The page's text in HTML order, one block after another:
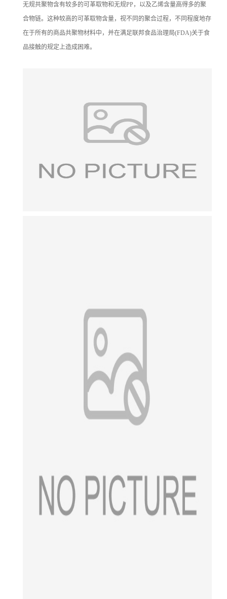
无规共聚物含有较多的可革取物和无规PP，以及乙烯含量高得多的聚
合物链。这种较高的可革取物含量，视不同的聚合过程，不同程度地存
在于所有的商品共聚物材料中，并在满足联邦食品治理局(FDA)关于食
品接触的规定上造成困难。